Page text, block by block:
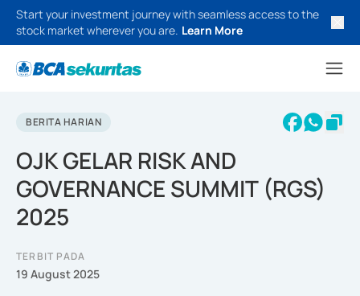
Start your investment journey with seamless access to the
stock market wherever you are. Learn More
BERITA HARIAN
OJK GELAR RISK AND
GOVERNANCE SUMMIT (RGS)
2025
TERBIT PADA
19 August 2025